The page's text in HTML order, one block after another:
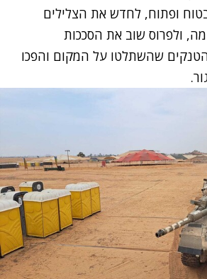
ופתוח, לחדש את הצלילים
ולפרוס שוב את הסככות
שהשתלטו על המקום והפכו